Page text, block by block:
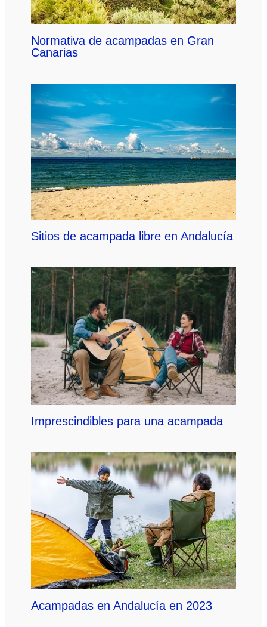
Normativa de acampadas en Gran
Canarias
Sitios de acampada libre en Andalucía
Imprescindibles para una acampada
Acampadas en Andalucía en 2023